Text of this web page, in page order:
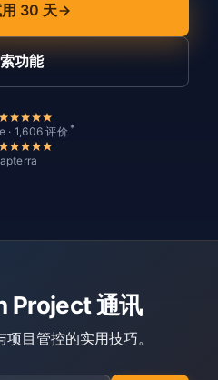
30 天
功能
· 1,606 评价 *
Project 通讯
目管控的实用技巧。